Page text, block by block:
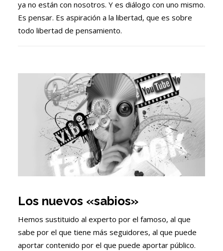
ya no están con nosotros. Y es diálogo con uno mismo.
Es pensar. Es aspiración a la libertad, que es sobre
todo libertad de pensamiento.
Los nuevos «sabios»
Hemos sustituido al experto por el famoso, al que
sabe por el que tiene más seguidores, al que puede
aportar contenido por el que puede aportar público.